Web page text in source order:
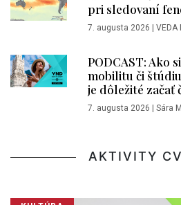
pri sledovaní
7. augusta 2026 VEDA
PODCAST: Ako
mobilitu či
je dôležité začať
7. augusta 2026 Sára
AKTIVITY